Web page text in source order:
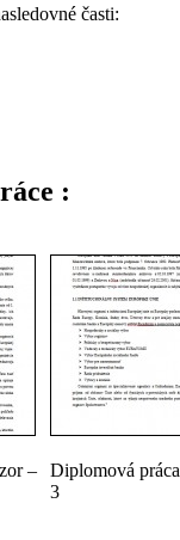
časti:
:
–
Diplomová
3